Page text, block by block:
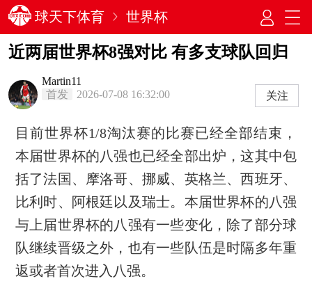
球天下体育 世界杯
近两届世界杯8强对比 有多支球队回归
Martin11
首发
2026-07-08 16:32:00 关注
目前世界杯1/8淘汰赛的比赛已经全部结束，
本届世界杯的八强也已经全部出炉，这其中包
括了法国、摩洛哥、挪威、英格兰、西班牙、
比利时、阿根廷以及瑞士。本届世界杯的八强
与上届世界杯的八强有一些变化，除了部分球
队继续晋级之外，也有一些队伍是时隔多年重
返或者首次进入八强。